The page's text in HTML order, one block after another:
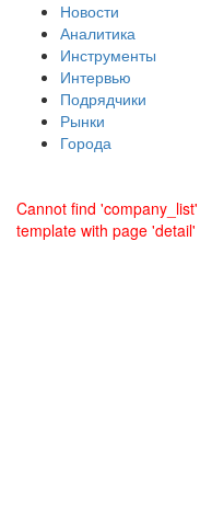
Новости
Аналитика
Инструменты
Интервью
Подрядчики
Рынки
Города
Cannot find 'company_list'
template with page 'detail'